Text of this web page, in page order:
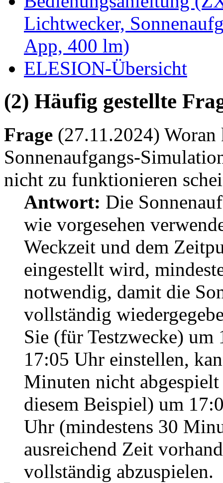
Lichtwecker,
App, 400 lm)
ELESION-Übersicht
(2) Häufig gestellte
Frage (27.11.2024) Woran
Sonnenaufgangs-
nicht zu funktionieren
Antwort: Die
wie vorgesehen
Weckzeit und dem
eingestellt wird,
notwendig, damit die
vollständig
Sie (für Testzwecke)
17:05 Uhr einstellen,
Minuten nicht
diesem Beispiel) um
Uhr (mindestens 30
ausreichend Zeit
vollständig abzuspielen.